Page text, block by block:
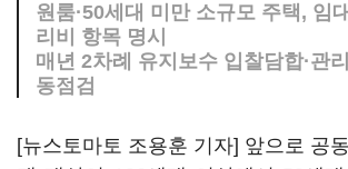
원룸·50세대 미만 소규모 주택, 임
리비 항목 명시
매년 2차례 유지보수 입찰담합·관
동점검
[뉴스토마토 조용훈 기자] 앞으로 공